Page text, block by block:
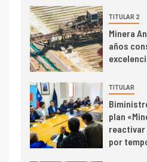
3 I+D
PIB
Central
trimestre
4 I+D
Informe
alcanza
de
TITULAR 2
Minera
años
TITULAR
plan
reactivar
por